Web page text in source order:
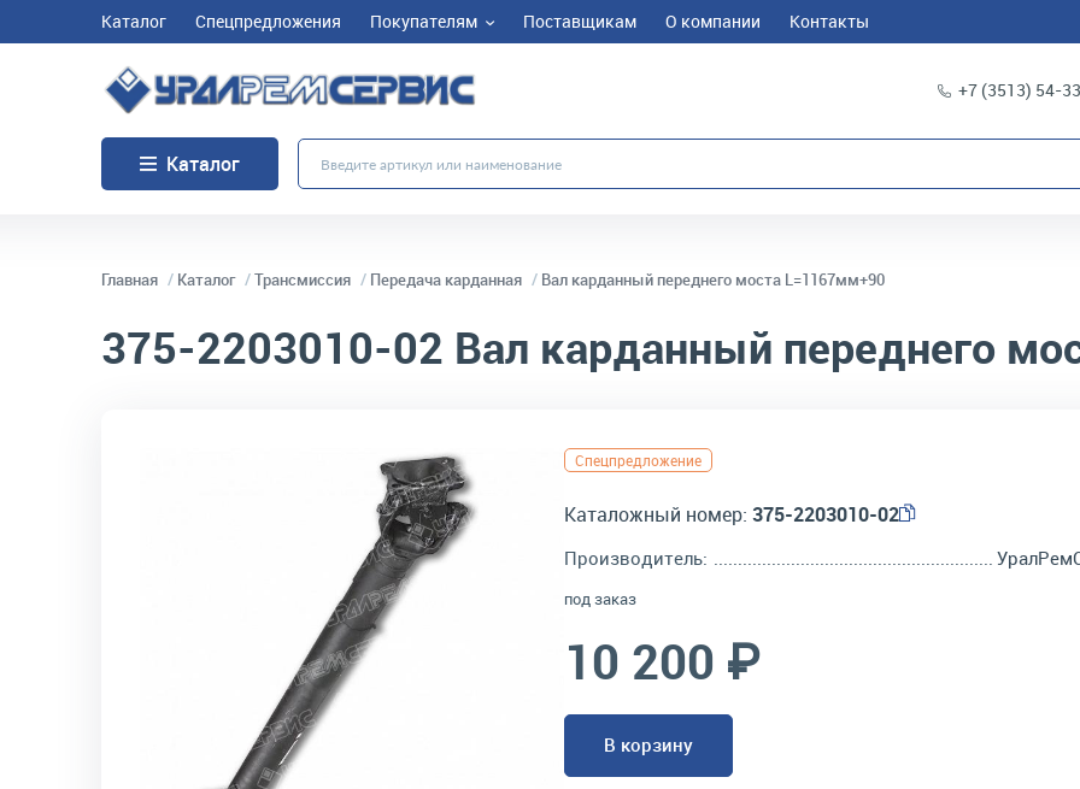
Каталог Спецпредложения Покупателям Поставщикам О компании Контакты
+7 (3513) 54-
Каталог
Главная Каталог Трансмиссия Передача карданная Вал карданный переднего моста L=1167мм+90
375-2203010-02 Вал карданный переднего
Спецпредложение
Каталожный номер: 375-2203010-02
Производитель:
под заказ
10 200 ₽
В корзину